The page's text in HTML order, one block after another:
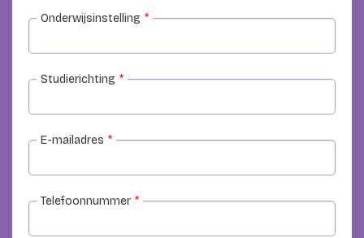
Onderwijsinstelling *
Studierichting *
E-mailadres *
Telefoonnummer *